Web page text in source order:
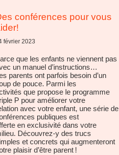
conférences pour vous
février 2023
que les enfants ne viennent pas
un manuel d’instructions…
parents ont parfois besoin d’un
de pouce. Parmi les
que propose le programme
P pour améliorer votre
avec votre enfant, une série de
publiques est
en exclusivité dans votre
Découvrez-y des trucs
et concrets qui augmenteront
plaisir d’être parent !